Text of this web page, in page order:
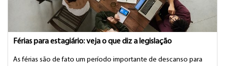
Férias para estagiário: veja o que diz a legislação
As férias são de fato um período importante de descanso para